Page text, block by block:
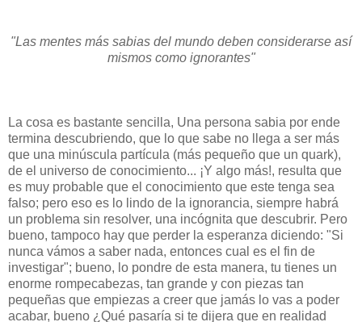
"Las mentes más sabias del mundo deben considerarse así
mismos como ignorantes"
La cosa es bastante sencilla, Una persona sabia por ende
termina descubriendo, que lo que sabe no llega a ser más
que una minúscula partícula (más pequeño que un quark),
de el universo de conocimiento... ¡Y algo más!, resulta que
es muy probable que el conocimiento que este tenga sea
falso; pero eso es lo lindo de la ignorancia, siempre habrá
un problema sin resolver, una incógnita que descubrir. Pero
bueno, tampoco hay que perder la esperanza diciendo: "Si
nunca vámos a saber nada, entonces cual es el fin de
investigar"; bueno, lo pondre de esta manera, tu tienes un
enorme rompecabezas, tan grande y con piezas tan
pequeñas que empiezas a creer que jamás lo vas a poder
acabar, bueno ¿Qué pasaría si te dijera que en realidad